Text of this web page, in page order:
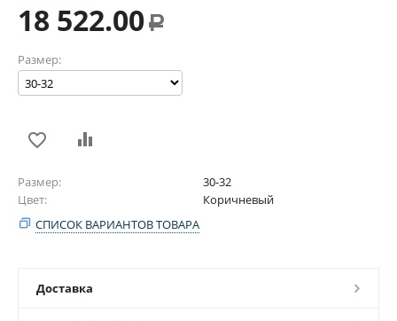
18 522.00 Р
Размер:
Размер
30-32
Цвет
Коричневый
СПИСОК ВАРИАНТОВ ТОВАРА
Доставка